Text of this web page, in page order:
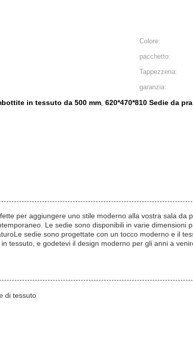
Colore:
pacchetto:
Tappezzeria:
garanzia:
in tessuto da 500 mm, 620*470*810 Sedie da
per aggiungere uno stile moderno alla vostra sala
Le sedie sono disponibili in varie
sedie sono progettate con un tocco moderno e il
tessuto, e godetevi il design moderno per gli anni a
di tessuto